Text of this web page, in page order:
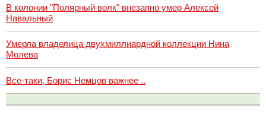
В колонии "Полярный волк" внезапно умер Алексей
Навальный
Умерла владелица двухмиллиардной коллекции Нина
Молева
Все-таки, Борис Немцов важнее ..